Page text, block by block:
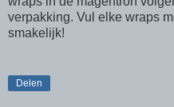
verpakking. Vul elke wraps
smakelijk!
Delen